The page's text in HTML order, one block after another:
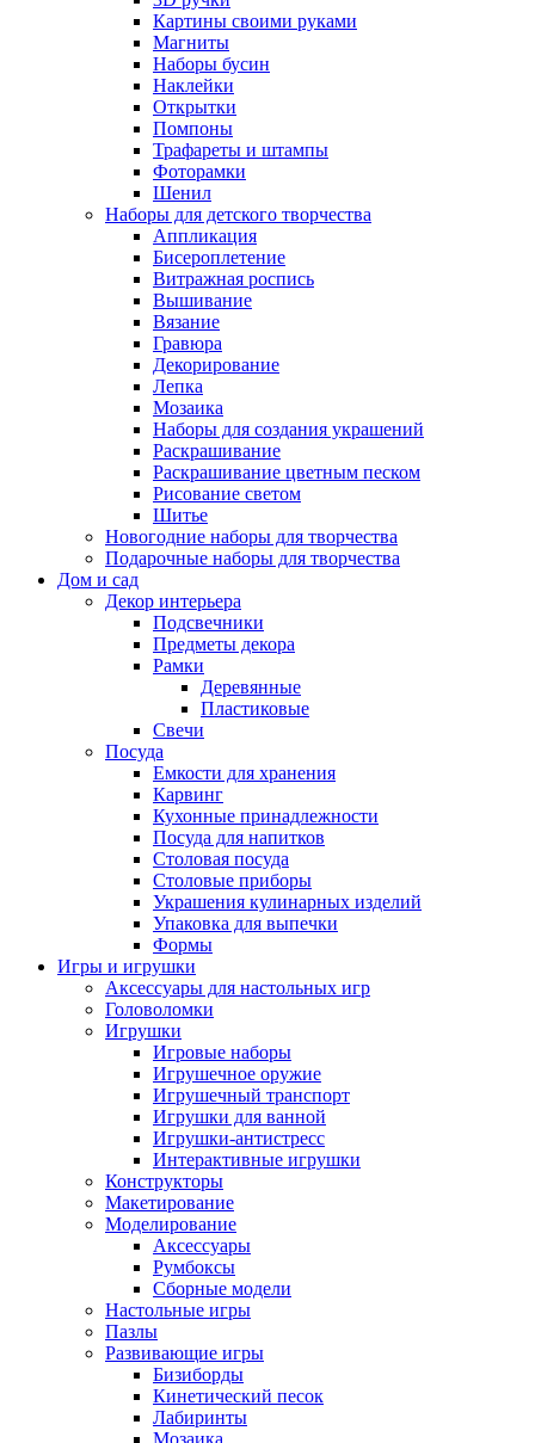
Картины своими руками
Магниты
Наборы бусин
Наклейки
Открытки
Помпоны
Трафареты и штампы
Фоторамки
Шенил
Наборы для детского творчества
Аппликация
Бисероплетение
Витражная роспись
Вышивание
Вязание
Гравюра
Декорирование
Лепка
Мозаика
Наборы для создания украшений
Раскрашивание
Раскрашивание цветным песком
Рисование светом
Шитье
Новогодние наборы для творчества
Подарочные наборы для творчества
Дом и сад
Декор интерьера
Подсвечники
Предметы декора
Рамки
Деревянные
Пластиковые
Свечи
Посуда
Емкости для хранения
Карвинг
Кухонные принадлежности
Посуда для напитков
Столовая посуда
Столовые приборы
Украшения кулинарных изделий
Упаковка для выпечки
Формы
Игры и игрушки
Аксессуары для настольных игр
Головоломки
Игрушки
Игровые наборы
Игрушечное оружие
Игрушечный транспорт
Игрушки для ванной
Игрушки-антистресс
Интерактивные игрушки
Конструкторы
Макетирование
Моделирование
Аксессуары
Румбоксы
Сборные модели
Настольные игры
Пазлы
Развивающие игры
Бизиборды
Кинетический песок
Лабиринты
Мозаика